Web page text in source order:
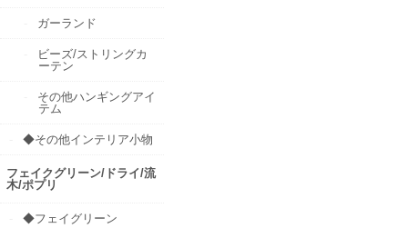
ガーランド
ビーズ/ストリングカ
ーテン
その他ハンギングアイ
テム
◆その他インテリア小物
フェイクグリーン/ドライ/流
木/ポプリ
◆フェイグリーン